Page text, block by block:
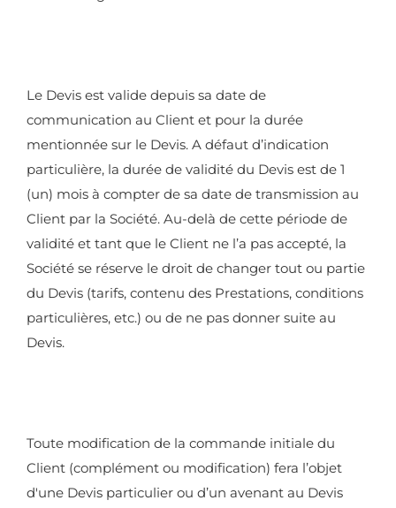
Le Devis est valide depuis sa date de
communication au Client et pour la durée
mentionnée sur le Devis. A défaut d’indication
particulière, la durée de validité du Devis est de 1
(un) mois à compter de sa date de transmission au
Client par la Société. Au-delà de cette période de
validité et tant que le Client ne l’a pas accepté, la
Société se réserve le droit de changer tout ou partie
du Devis (tarifs, contenu des Prestations, conditions
particulières, etc.) ou de ne pas donner suite au
Devis.
Toute modification de la commande initiale du
Client (complément ou modification) fera l’objet
d'une Devis particulier ou d’un avenant au Devis